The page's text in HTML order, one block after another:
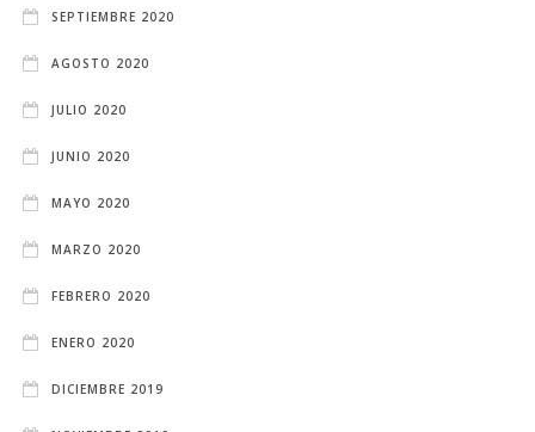
SEPTIEMBRE 2020
AGOSTO 2020
JULIO 2020
JUNIO 2020
MAYO 2020
MARZO 2020
FEBRERO 2020
ENERO 2020
DICIEMBRE 2019